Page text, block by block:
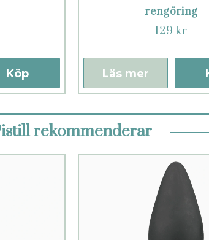
Köp
rengöring
129 kr
Läs mer
rekommenderar